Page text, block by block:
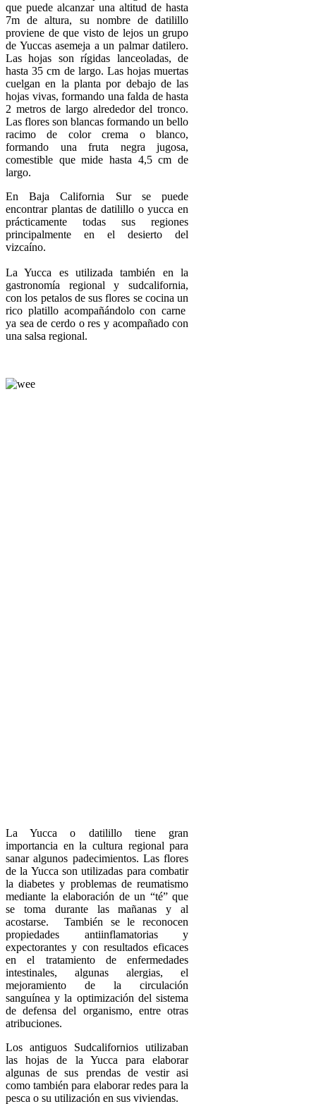
que puede alcanzar una altitud de hasta
7m de altura, su nombre de datilillo
proviene de que visto de lejos un grupo
de Yuccas asemeja a un palmar datilero.
Las hojas son rígidas lanceoladas, de
hasta 35 cm de largo. Las hojas muertas
cuelgan en la planta por debajo de las
hojas vivas, formando una falda de hasta
2 metros de largo alrededor del tronco.
Las flores son blancas formando un bello
racimo de color crema o blanco,
formando una fruta negra jugosa,
comestible que mide hasta 4,5 cm de
largo.
En Baja California Sur se puede
encontrar plantas de datilillo o yucca en
prácticamente todas sus regiones
principalmente en el desierto del
vizcaíno.
La Yucca es utilizada también en la
gastronomía regional y sudcalifornia,
con los petalos de sus flores se cocina un
rico platillo acompañándolo con carne
ya sea de cerdo o res y acompañado con
una salsa regional.
La Yucca o datilillo tiene gran
importancia en la cultura regional para
sanar algunos padecimientos. Las flores
de la Yucca son utilizadas para combatir
la diabetes y problemas de reumatismo
mediante la elaboración de un “té” que
se toma durante las mañanas y al
acostarse. También se le reconocen
propiedades antiinflamatorias y
expectorantes y con resultados eficaces
en el tratamiento de enfermedades
intestinales, algunas alergias, el
mejoramiento de la circulación
sanguínea y la optimización del sistema
de defensa del organismo, entre otras
atribuciones.
Los antiguos Sudcalifornios utilizaban
las hojas de la Yucca para elaborar
algunas de sus prendas de vestir asi
como también para elaborar redes para la
pesca o su utilización en sus viviendas.